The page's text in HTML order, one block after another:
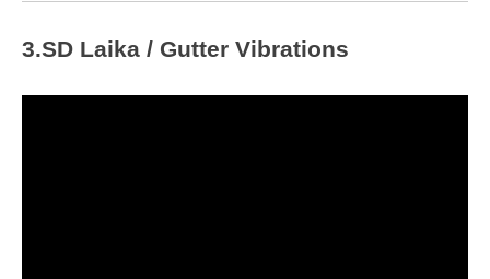
3.SD Laika / Gutter Vibrations